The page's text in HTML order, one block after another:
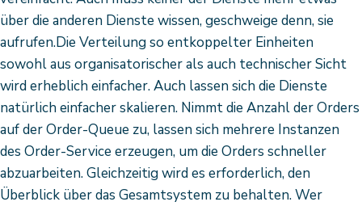
über die anderen Dienste wissen, geschweige denn, sie
aufrufen.Die Verteilung so entkoppelter Einheiten
sowohl aus organisatorischer als auch technischer Sicht
wird erheblich einfacher. Auch lassen sich die Dienste
natürlich einfacher skalieren. Nimmt die Anzahl der Orders
auf der Order-Queue zu, lassen sich mehrere Instanzen
des Order-Service erzeugen, um die Orders schneller
abzuarbeiten. Gleichzeitig wird es erforderlich, den
Überblick über das Gesamtsystem zu behalten. Wer